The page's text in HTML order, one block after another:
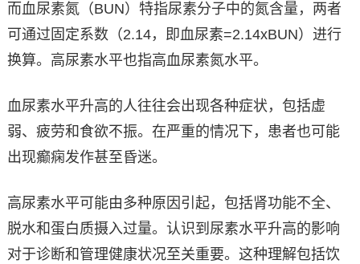
而血尿素氮（BUN）特指尿素分子中的氮含量，两者
可通过固定系数（2.14，即血尿素=2.14xBUN）进行
换算。高尿素水平也指高血尿素氮水平。
血尿素水平升高的人往往会出现各种症状，包括虚
弱、疲劳和食欲不振。在严重的情况下，患者也可能
出现癫痫发作甚至昏迷。
高尿素水平可能由多种原因引起，包括肾功能不全、
脱水和蛋白质摄入过量。认识到尿素水平升高的影响
对于诊断和管理健康状况至关重要。这种理解包括饮